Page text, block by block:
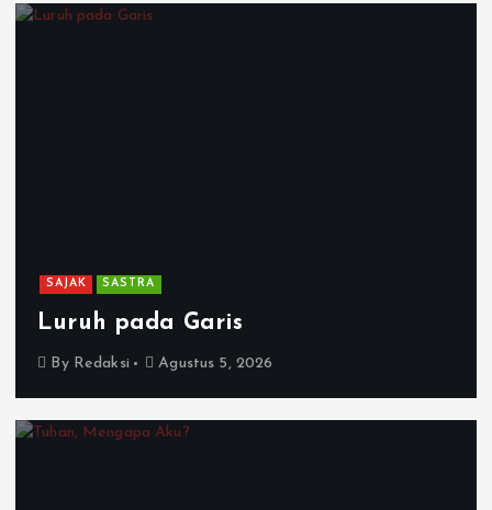
SAJAK SASTRA
Luruh pada Garis
By Redaksi Agustus 5, 2026